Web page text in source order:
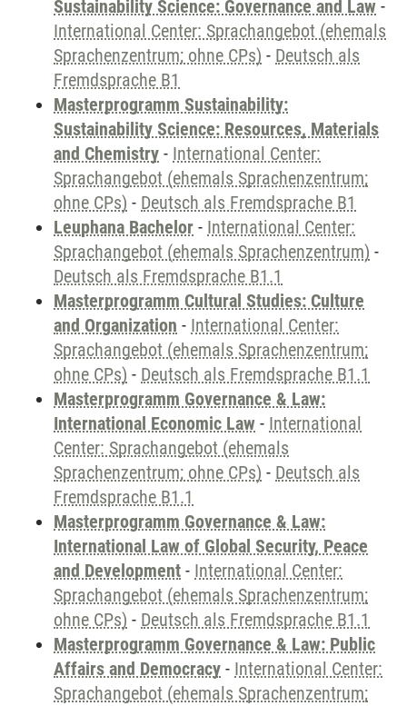
Sustainability Science: Governance and Law -
International Center: Sprachangebot (ehemals
Sprachenzentrum; ohne CPs) - Deutsch als
Fremdsprache B1
Masterprogramm Sustainability:
Sustainability Science: Resources, Materials
and Chemistry - International Center:
Sprachangebot (ehemals Sprachenzentrum;
ohne CPs) - Deutsch als Fremdsprache B1
Leuphana Bachelor - International Center:
Sprachangebot (ehemals Sprachenzentrum) -
Deutsch als Fremdsprache B1.1
Masterprogramm Cultural Studies: Culture
and Organization - International Center:
Sprachangebot (ehemals Sprachenzentrum;
ohne CPs) - Deutsch als Fremdsprache B1.1
Masterprogramm Governance & Law:
International Economic Law - International
Center: Sprachangebot (ehemals
Sprachenzentrum; ohne CPs) - Deutsch als
Fremdsprache B1.1
Masterprogramm Governance & Law:
International Law of Global Security, Peace
and Development - International Center:
Sprachangebot (ehemals Sprachenzentrum;
ohne CPs) - Deutsch als Fremdsprache B1.1
Masterprogramm Governance & Law: Public
Affairs and Democracy - International Center:
Sprachangebot (ehemals Sprachenzentrum;